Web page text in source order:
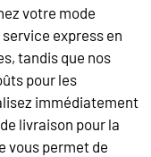
votre mode
express en
tandis que nos
pour les
immédiatement
livraison pour la
vous permet de